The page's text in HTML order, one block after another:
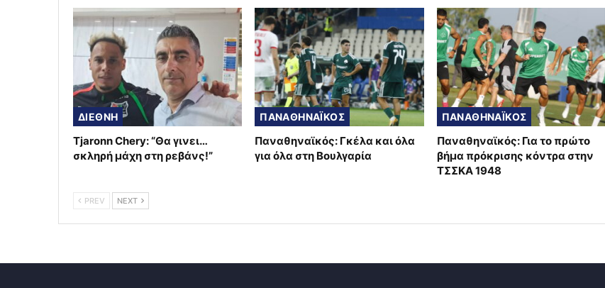
ΔΙΕΘΝΗ
Tjaronn Chery: “Θα γινει…
σκληρή μάχη στη ρεβάνς!”
ΠΑΝΑΘΗΝΑΪΚΟΣ
Παναθηναϊκός: Γκέλα και όλα
για όλα στη Βουλγαρία
ΠΑΝΑΘΗΝΑΪΚΟΣ
Παναθηναϊκός: Για το πρώτο
βήμα πρόκρισης κόντρα στην
ΤΣΣΚΑ 1948
PREV NEXT